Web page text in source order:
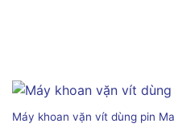
Máy khoan vặn vít dùng pin